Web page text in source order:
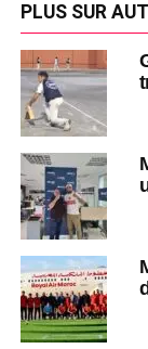
PLUS SUR